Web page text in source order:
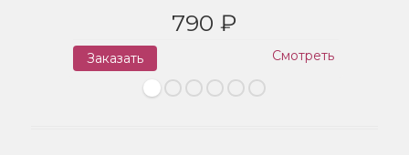
790 ₽
Заказать Смотреть